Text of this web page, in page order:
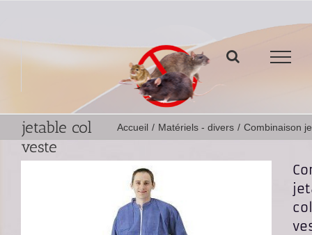
Combinaison
jetable col
veste
Accueil / Matériels - divers / Combinaison
col